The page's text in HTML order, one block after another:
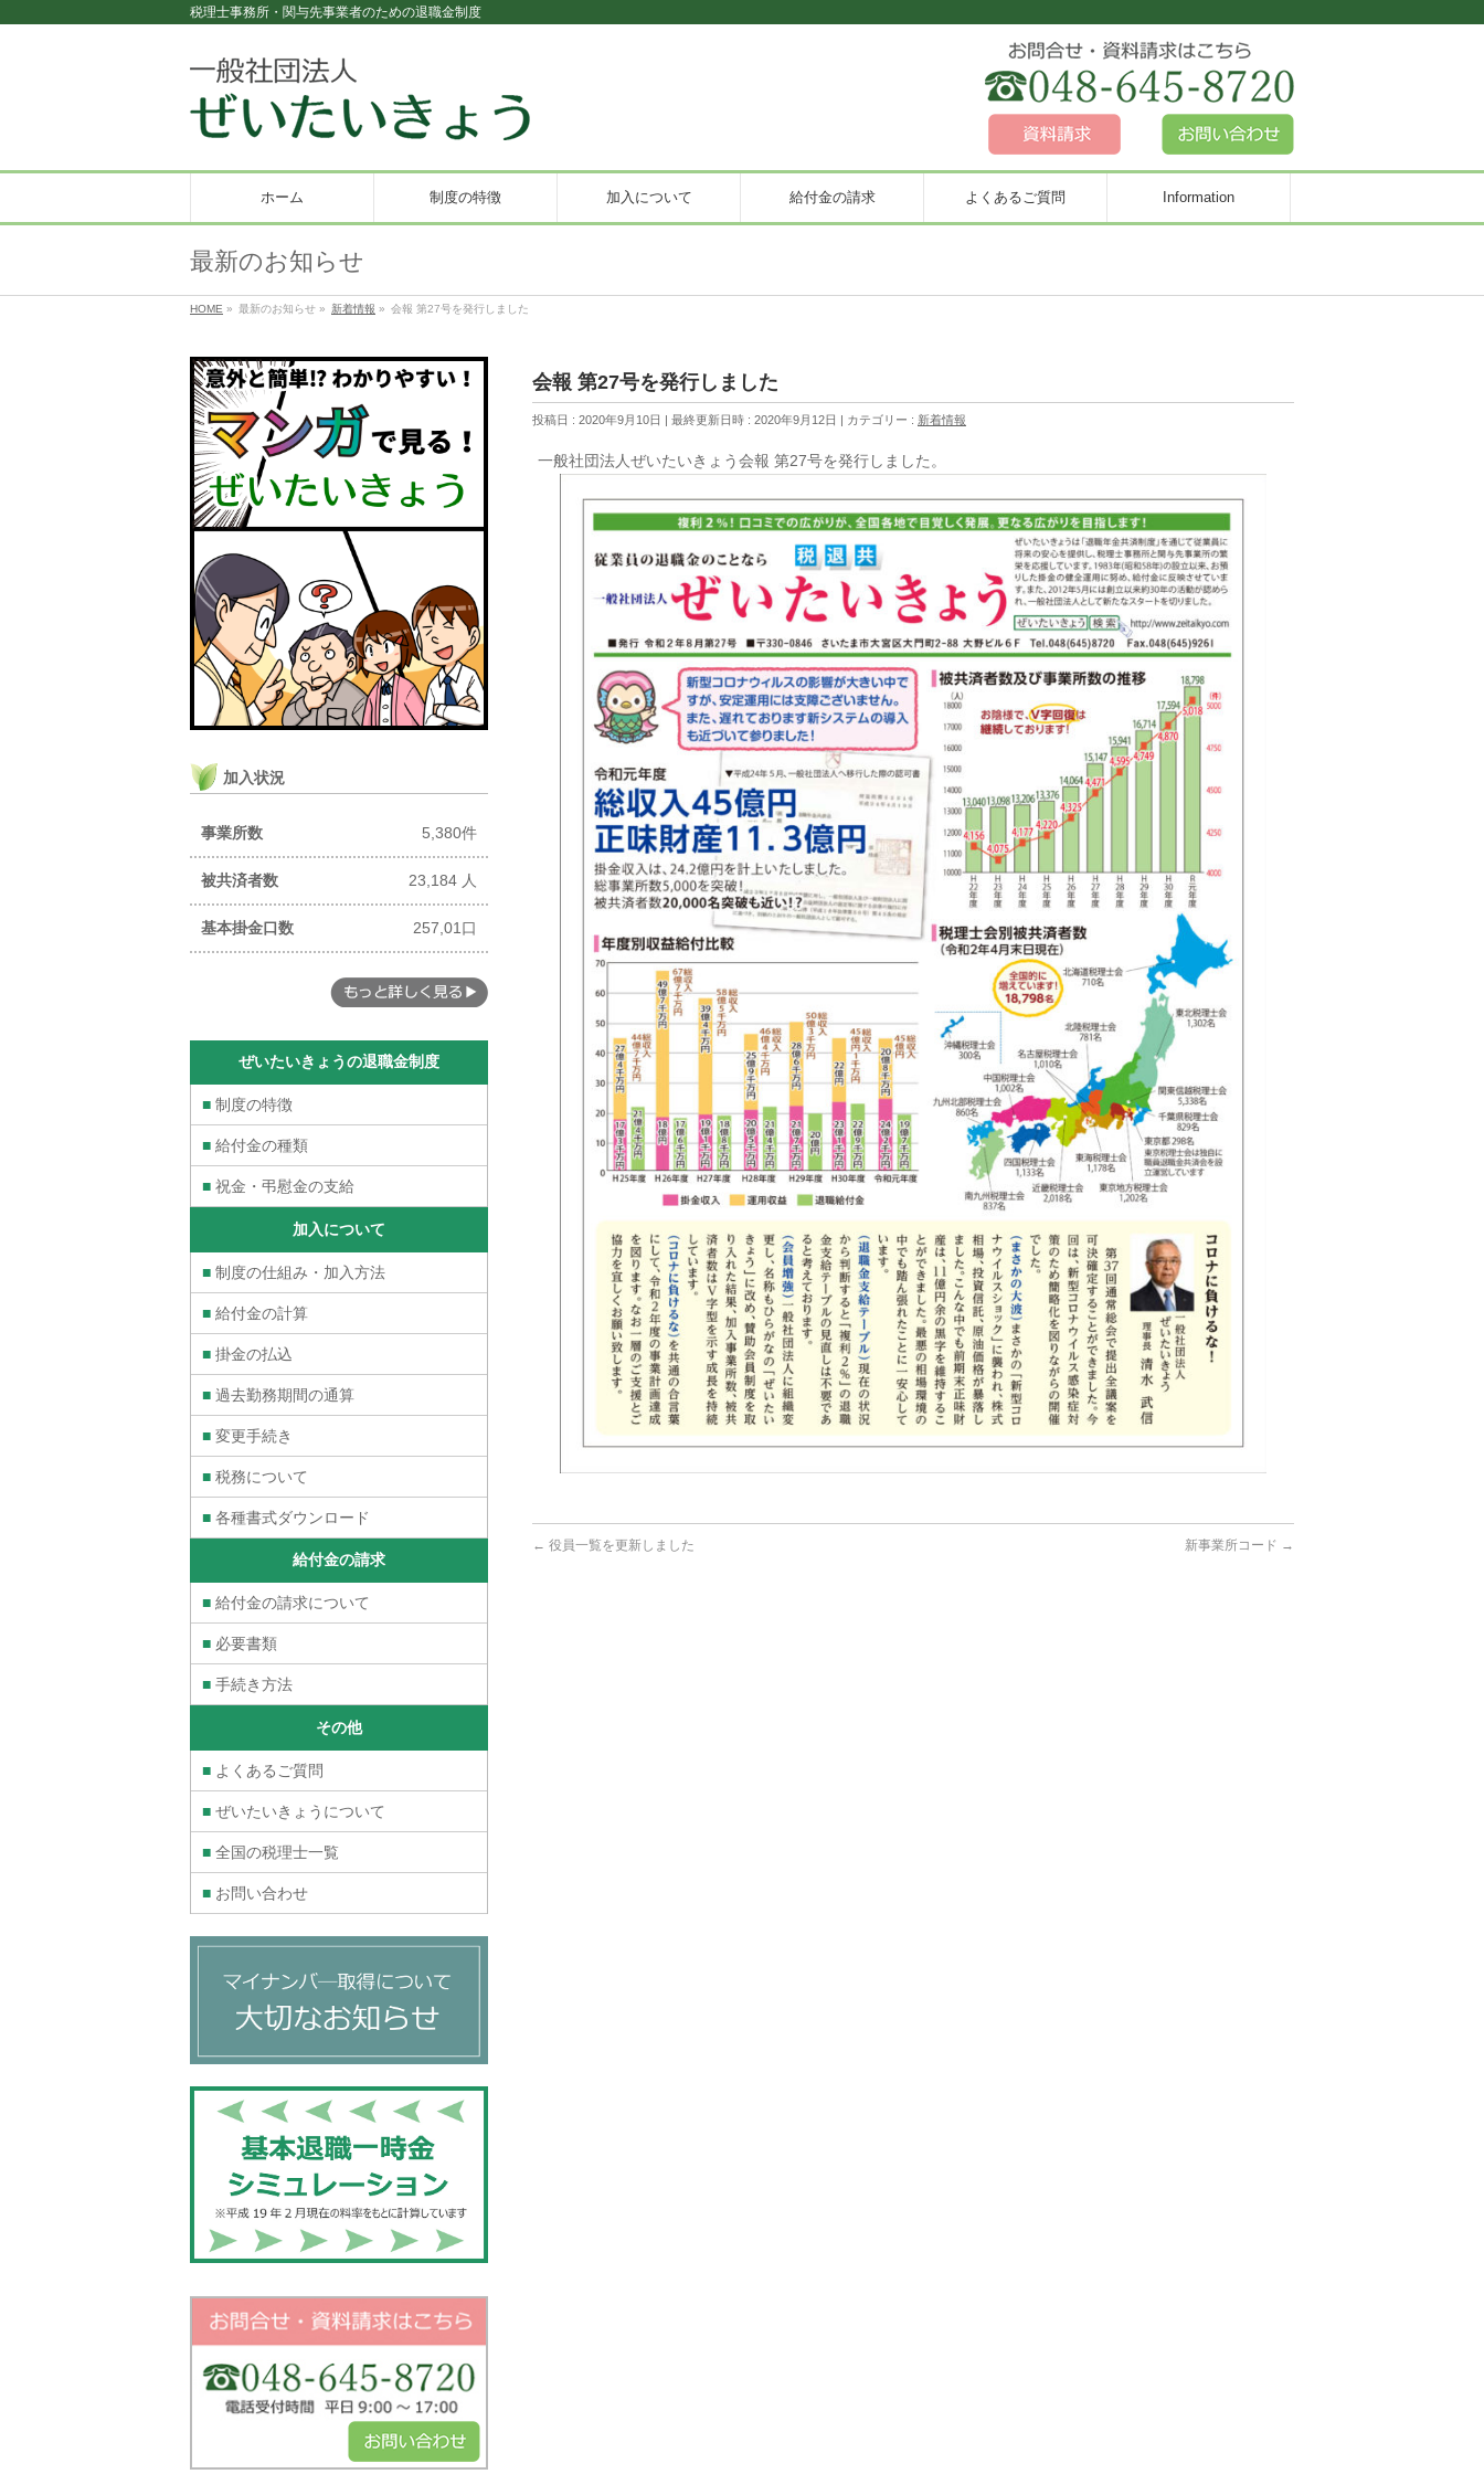
税理士事務所・関与先事業者のための退職金制度
ホーム 制度の特徴 加入について 給付金の請求 よくあるご質問 Information
最新のお知らせ
HOME » 最新のお知らせ » 新着情報 » 会報 第27号を発行しました
会報 第27号を発行しました
投稿日 : 2020年9月10日 最終更新日時 : 2020年9月12日 カテゴリー : 新着情報
一般社団法人ぜいたいきょう会報 第27号を発行しました。
← 役員一覧を更新しました 新事業所コード →
加入状況
事業所数 5,380件
被共済者数 23,184 人
基本掛金口数 257,01口
ぜいたいきょうの退職金制度
■ 制度の特徴
■ 給付金の種類
■ 祝金・弔慰金の支給
加入について
■ 制度の仕組み・加入方法
■ 給付金の計算
■ 掛金の払込
■ 過去勤務期間の通算
■ 変更手続き
■ 税務について
■ 各種書式ダウンロード
給付金の請求
■ 給付金の請求について
■ 必要書類
■ 手続き方法
その他
■ よくあるご質問
■ ぜいたいきょうについて
■ 全国の税理士一覧
■ お問い合わせ